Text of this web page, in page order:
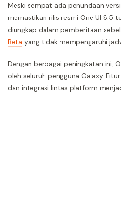
Meski sempat ada penundaan
memastikan rilis resmi One UI 8.5
diungkap dalam pemberitaan
Beta yang tidak mempengaruhi
Dengan berbagai peningkatan ini,
oleh seluruh pengguna Galaxy.
dan integrasi lintas platform